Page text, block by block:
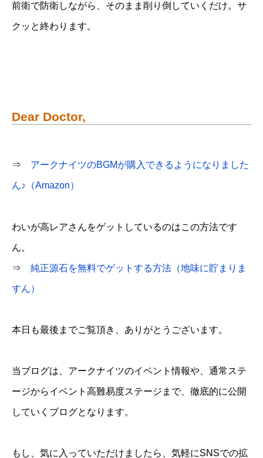
前衛で防衛しながら、そのまま削り倒していくだけ。サ
クッと終わります。
Dear Doctor,
⇒ アークナイツのBGMが購入できるようになりました
ん♪（Amazon）
わいが高レアさんをゲットしているのはこの方法です
ん。
⇒ 純正源石を無料でゲットする方法（地味に貯まりま
すん）
本日も最後までご覧頂き、ありがとうございます。
当ブログは、アークナイツのイベント情報や、通常ステ
ージからイベント高難易度ステージまで、徹底的に公開
していくブログとなります。
もし、気に入っていただけましたら、気軽にSNSでの拡